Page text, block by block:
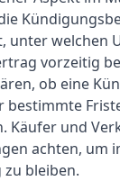
unter welchen
vorzeitig
ob eine
bestimmte
Käufer und
achten, um
bleiben.